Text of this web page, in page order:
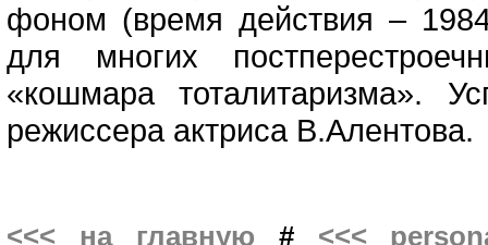
фоном (время действия –
для многих
«кошмара тоталитаризма».
режиссера актриса В.Алентова.
<<< на главную # <<<